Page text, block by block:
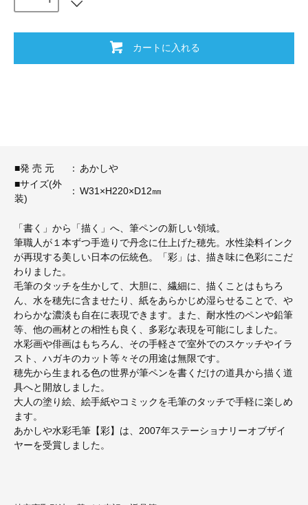
カートに入れる
■発 売 元 ： あかしや
■サイズ(外
装)
： W31×H220×D12㎜
「書く」から「描く」へ、筆ペンの新しい領域。
筆職人が１本ずつ手造りで丹念に仕上げた穂先。水性染料インク
が再現する美しい日本の伝統色。「彩」は、描き味に色彩にこだ
わりました。
毛筆のタッチを生かして、大胆に、繊細に、描くことはもちろ
ん、水を穂先に含ませたり、紙をあらかじめ湿らせることで、や
わらかな濃淡も自在に表現できます。また、耐水性のペンや鉛筆
等、他の画材との相性も良く、多彩な表現を可能にしました。
水彩画や俳画はもちろん、その手軽さで室外でのスケッチやイラ
スト、ハガキのカット等々その用途は無限です。
穂先から生まれる色の世界が筆ペンを書くだけの道具から描く道
具へと開放しました。
大人の塗り絵、絵手紙やコミックを毛筆のタッチで手軽に楽しめ
ます。
あかしや水彩毛筆【彩】は、2007年ステーショナリーオブザイ
ヤーを受賞しました。